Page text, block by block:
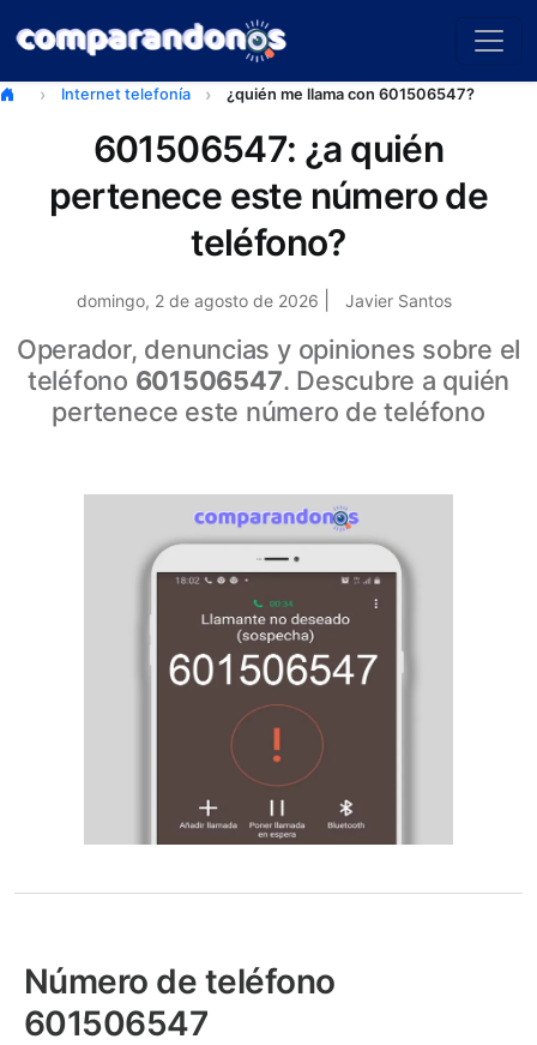
Internet telefonía ¿quién me llama con 601506547?
601506547: ¿a quién
pertenece este número de
teléfono?
domingo, 2 de agosto de 2026 Javier Santos
Operador, denuncias y opiniones sobre el
teléfono 601506547. Descubre a quién
pertenece este número de teléfono
Número de teléfono
601506547